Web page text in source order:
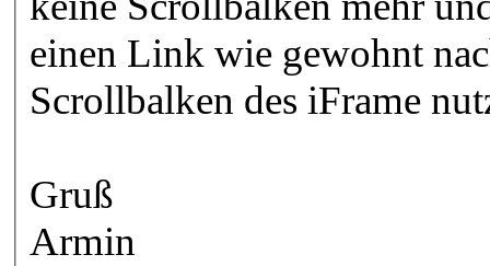
einen Link wie gewohnt
Scrollbalken des iFrame
Gruß
Armin